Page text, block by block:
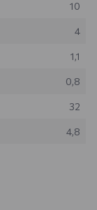
10
4
1,1
0,8
32
4,8